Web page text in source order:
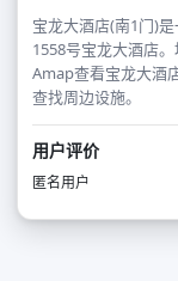
宝龙大酒店(南1门)
1558号宝龙大酒店
Amap查看宝龙大酒
查找周边设施。
用户评价
匿名用户